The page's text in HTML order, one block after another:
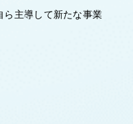
ら主導して新たな事業